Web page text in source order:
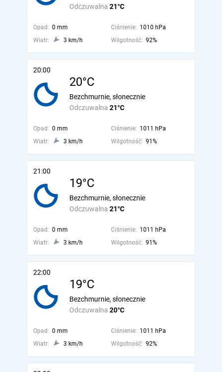
Odczuwalna 21°C
Opad: 0 mm Ciśnienie: 1010 hPa
Wiatr:
3 km/h Wilgotność: 92%
20:00
20°C
Odczuwalna 21°C
Bezchmurnie, słonecznie
Opad: 0 mm Ciśnienie: 1011 hPa
Wiatr:
3 km/h Wilgotność: 91%
21:00
19°C
Odczuwalna 21°C
Bezchmurnie, słonecznie
Opad: 0 mm Ciśnienie: 1011 hPa
Wiatr:
3 km/h Wilgotność: 91%
22:00
19°C
Odczuwalna 20°C
Bezchmurnie, słonecznie
Opad: 0 mm Ciśnienie: 1011 hPa
Wiatr:
3 km/h Wilgotność: 92%